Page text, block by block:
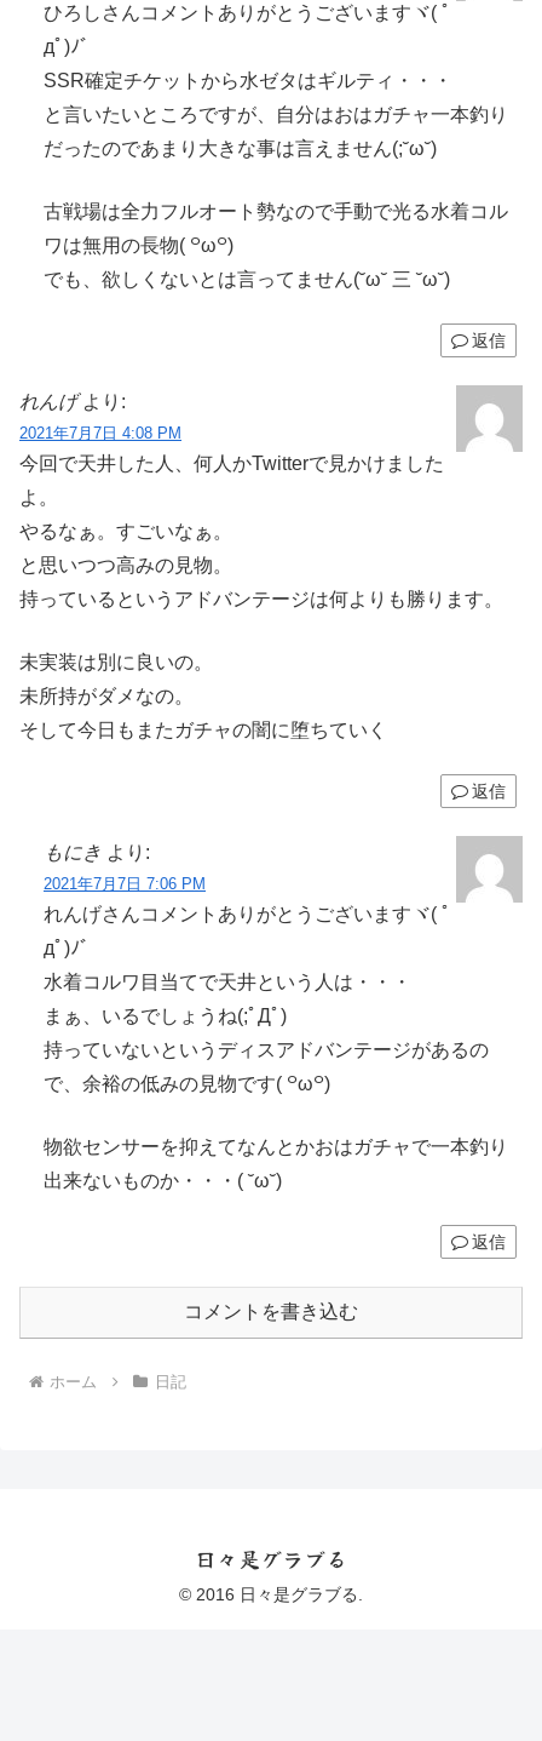
ひろしさんコメントありがとうございますヾ( ﾟ
дﾟ)ﾉ゛
SSR確定チケットから水ゼタはギルティ・・・
と言いたいところですが、自分はおはガチャ一本釣り
だったのであまり大きな事は言えません(;˘ω˘)
古戦場は全力フルオート勢なので手動で光る水着コル
ワは無用の長物( ꒪ω꒪)
でも、欲しくないとは言ってません(˘ω˘ 三 ˘ω˘)
返信
れんげ より:
2021年7月7日 4:08 PM
今回で天井した人、何人かTwitterで見かけました
よ。
やるなぁ。すごいなぁ。
と思いつつ高みの見物。
持っているというアドバンテージは何よりも勝ります。
未実装は別に良いの。
未所持がダメなの。
そして今日もまたガチャの闇に堕ちていく
返信
もにき より:
2021年7月7日 7:06 PM
れんげさんコメントありがとうございますヾ( ﾟ
дﾟ)ﾉ゛
水着コルワ目当てで天井という人は・・・
まぁ、いるでしょうね(;ﾟДﾟ)
持っていないというディスアドバンテージがあるの
で、余裕の低みの見物です( ꒪ω꒪)
物欲センサーを抑えてなんとかおはガチャで一本釣り
出来ないものか・・・( ˘ω˘)
返信
コメントを書き込む
ホーム 日記
日々是グラブる
© 2016 日々是グラブる.